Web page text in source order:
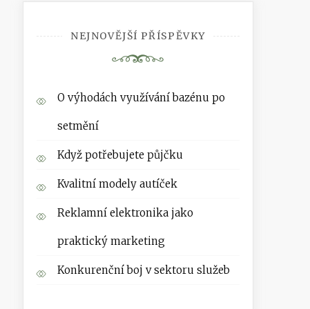
NEJNOVĚJŠÍ PŘÍSPĚVKY
O výhodách využívání bazénu po
setmění
Když potřebujete půjčku
Kvalitní modely autíček
Reklamní elektronika jako
praktický marketing
Konkurenční boj v sektoru služeb